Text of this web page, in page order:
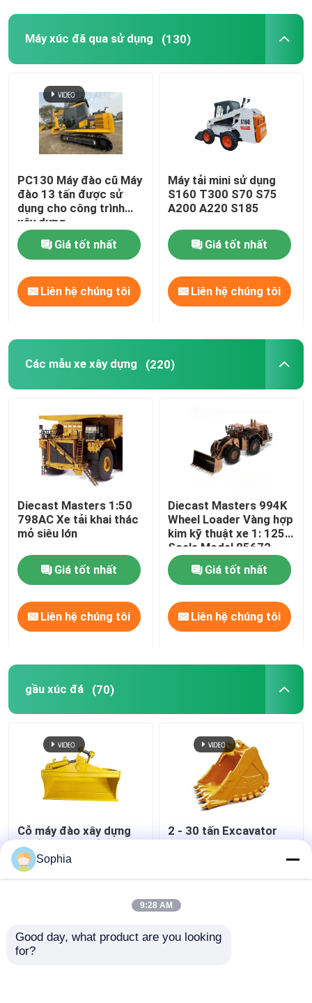
Máy xúc đã qua sử dụng (130)
PC130 Máy đào cũ Máy
đào 13 tấn được sử
dụng cho công trình
xây dựng
Giá tốt nhất
Liên hệ chúng tôi
Máy tải mini sử dụng
S160 T300 S70 S75
A200 A220 S185
Giá tốt nhất
Liên hệ chúng tôi
Các mẫu xe xây dựng (220)
Diecast Masters 1:50
798AC Xe tải khai thác
mỏ siêu lớn
Giá tốt nhất
Liên hệ chúng tôi
Diecast Masters 994K
Wheel Loader Vàng hợp
kim kỹ thuật xe 1: 125
Scale Model 85672
Giá tốt nhất
Liên hệ chúng tôi
gầu xúc đá (70)
Cỗ máy đào xây dựng
nghiền nát xô cầm xô
nghiêng cho máy đào 1
- 30 tấn
Liên hệ chúng tôi
2 - 30 tấn Excavator
Rock Bucket
Liên hệ chúng tôi
Sophia
9:28 AM
Good day, what product are you looking
for?